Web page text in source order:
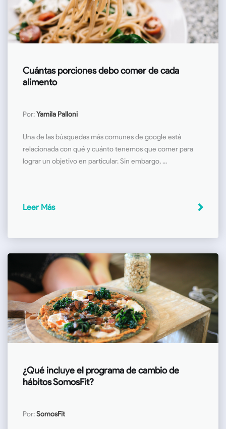
Cuántas porciones debo comer de cada
alimento
Por:Yamila Palloni
Una de las búsquedas más comunes de google está
relacionada con qué y cuánto tenemos que comer para
lograr un objetivo en particular. Sin embargo, ...
Leer Más
¿Qué incluye el programa de cambio de
hábitos SomosFit?
Por:SomosFit